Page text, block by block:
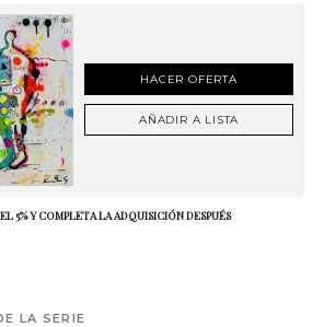
HACER OFERTA
AÑADIR A LISTA
5% Y COMPLETA LA ADQUISICIÓN DESPUÉS
LA SERIE